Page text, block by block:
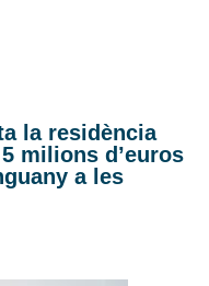
la residència
milions d’euros
a les